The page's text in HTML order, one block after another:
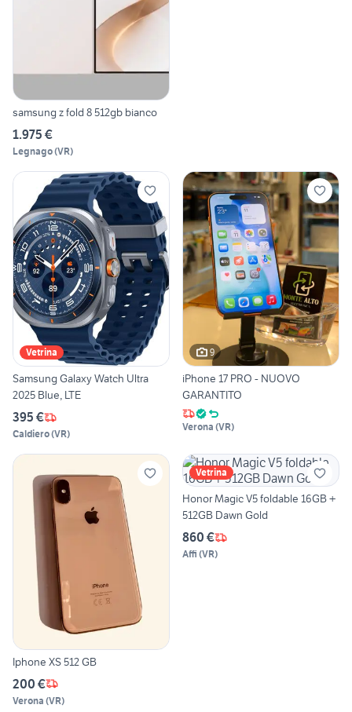
samsung z fold 8 512gb bianco
1.975 €
Legnago(VR)
Vetrina
Samsung Galaxy Watch Ultra
2025 Blue, LTE
395 €
Caldiero(VR)
9
iPhone 17 PRO - NUOVO
GARANTITO
Verona (VR)
Iphone XS 512 GB
200 €
Verona (VR)
Vetrina
Honor Magic V5 foldable 16GB +
512GB Dawn Gold
860 €
Affi (VR)